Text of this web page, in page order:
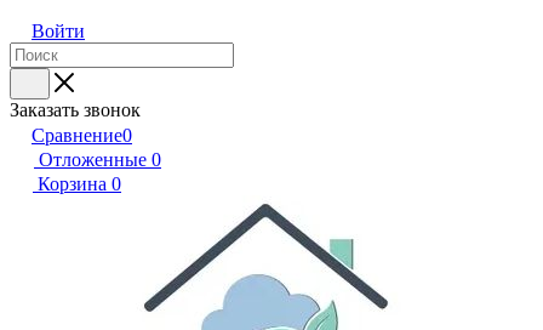
Войти
Заказать звонок
Сравнение0
Отложенные 0
Корзина 0